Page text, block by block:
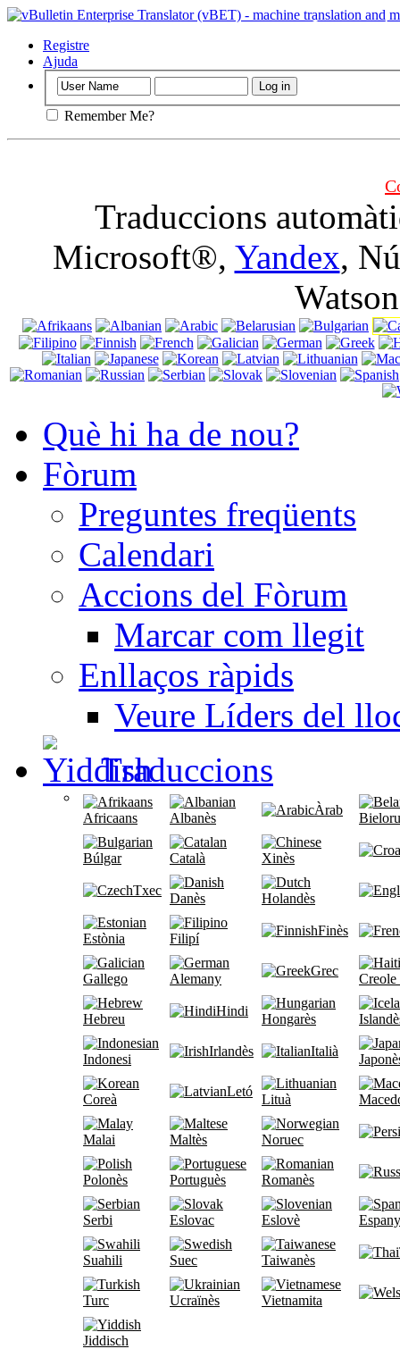
Important:
Registre
Ajuda
Remember Me?
Traduccions
Microsoft®, Yandex,
Què hi ha de nou?
Fòrum
Preguntes freqüents
Calendari
Accions del Fòrum
Marcar com llegit
Enllaços ràpids
Veure Líders del
Traduccions
Africaans Albanès
Àrab
Búlgar Català Xinès
Txec
Danès Holandès
Estònia Filipí
Finès
Gallego Alemany
Grec
Creole
Hebreu
Hindi
Hongarès
Indonesi
Irlandès Italià
Coreà
Letó
Lituà
Malai Maltès Noruec
Polonès Portuguès Romanès
Serbi Eslovac Eslovè
Suahili Suec Taiwanès
Turc Ucraïnès Vietnamita
Jiddisch